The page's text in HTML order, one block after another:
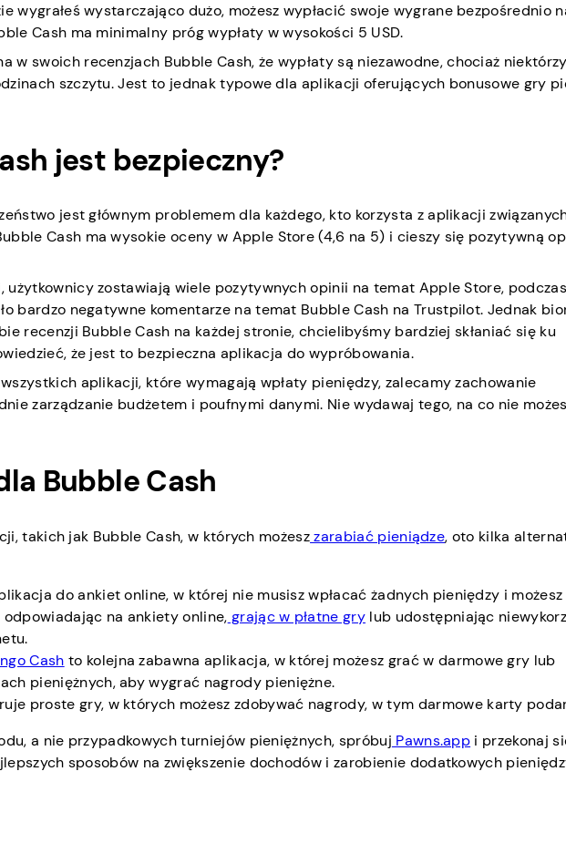
wygrałeś wystarczająco dużo, możesz wypłacić swoje wygrane bezpośrednio
Cash ma minimalny próg wypłaty w wysokości 5 USD.
w swoich recenzjach Bubble Cash, że wypłaty są niezawodne, chociaż niektórzy
szczytu. Jest to jednak typowe dla aplikacji oferujących bonusowe gry
jest bezpieczny?
jest głównym problemem dla każdego, kto korzysta z aplikacji
Cash ma wysokie oceny w Apple Store (4,6 na 5) i cieszy się pozytywną
użytkownicy zostawiają wiele pozytywnych opinii na temat Apple Store,
bardzo negatywne komentarze na temat Bubble Cash na Trustpilot. Jednak
recenzji Bubble Cash na każdej stronie, chcielibyśmy bardziej skłaniać się ku
że jest to bezpieczna aplikacja do wypróbowania.
aplikacji, które wymagają wpłaty pieniędzy, zalecamy zachowanie
zarządzanie budżetem i poufnymi danymi. Nie wydawaj tego, na co nie
Bubble Cash
takich jak Bubble Cash, w których możeszzarabiać pieniądze, oto kilka
do ankiet online, w której nie musisz wpłacać żadnych pieniędzy i
na ankiety online, grając w płatne gry lub udostępniając
Cash to kolejna zabawna aplikacja, w której możesz grać w darmowe gry lub
pieniężnych, aby wygrać nagrody pieniężne.
proste gry, w których możesz zdobywać nagrody, w tym darmowe karty
a nie przypadkowych turniejów pieniężnych, spróbuj Pawns.app i przekonaj
sposobów na zwiększenie dochodów i zarobienie dodatkowych